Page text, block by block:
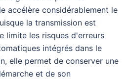
accélère considérablement le
la transmission est
limite les risques d'erreurs
intégrés dans le
elle permet de conserver une
et de son